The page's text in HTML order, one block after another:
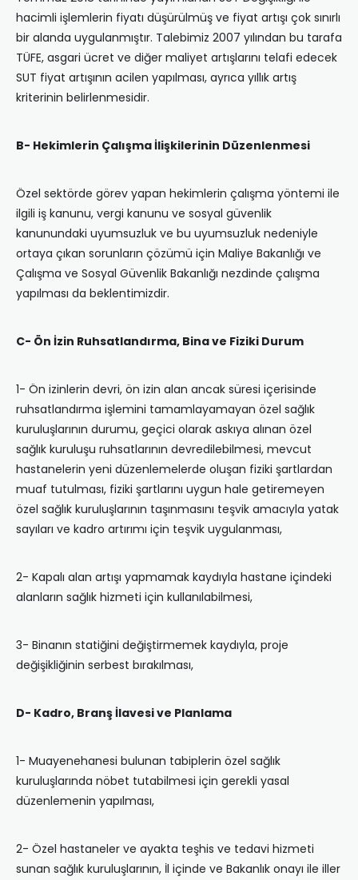
hacimli işlemlerin fiyatı düşürülmüş ve fiyat artışı çok sınırlı
bir alanda uygulanmıştır. Talebimiz 2007 yılından bu tarafa
TÜFE, asgari ücret ve diğer maliyet artışlarını telafi edecek
SUT fiyat artışının acilen yapılması, ayrıca yıllık artış
kriterinin belirlenmesidir.
B- Hekimlerin Çalışma İlişkilerinin Düzenlenmesi
Özel sektörde görev yapan hekimlerin çalışma yöntemi ile
ilgili iş kanunu, vergi kanunu ve sosyal güvenlik
kanunundaki uyumsuzluk ve bu uyumsuzluk nedeniyle
ortaya çıkan sorunların çözümü için Maliye Bakanlığı ve
Çalışma ve Sosyal Güvenlik Bakanlığı nezdinde çalışma
yapılması da beklentimizdir.
C- Ön İzin Ruhsatlandırma, Bina ve Fiziki Durum
1- Ön izinlerin devri, ön izin alan ancak süresi içerisinde
ruhsatlandırma işlemini tamamlayamayan özel sağlık
kuruluşlarının durumu, geçici olarak askıya alınan özel
sağlık kuruluşu ruhsatlarının devredilebilmesi, mevcut
hastanelerin yeni düzenlemelerde oluşan fiziki şartlardan
muaf tutulması, fiziki şartlarını uygun hale getiremeyen
özel sağlık kuruluşlarının taşınmasını teşvik amacıyla yatak
sayıları ve kadro artırımı için teşvik uygulanması,
2- Kapalı alan artışı yapmamak kaydıyla hastane içindeki
alanların sağlık hizmeti için kullanılabilmesi,
3- Binanın statiğini değiştirmemek kaydıyla, proje
değişikliğinin serbest bırakılması,
D- Kadro, Branş İlavesi ve Planlama
1- Muayenehanesi bulunan tabiplerin özel sağlık
kuruluşlarında nöbet tutabilmesi için gerekli yasal
düzenlemenin yapılması,
2- Özel hastaneler ve ayakta teşhis ve tedavi hizmeti
sunan sağlık kuruluşlarının, İl içinde ve Bakanlık onayı ile iller